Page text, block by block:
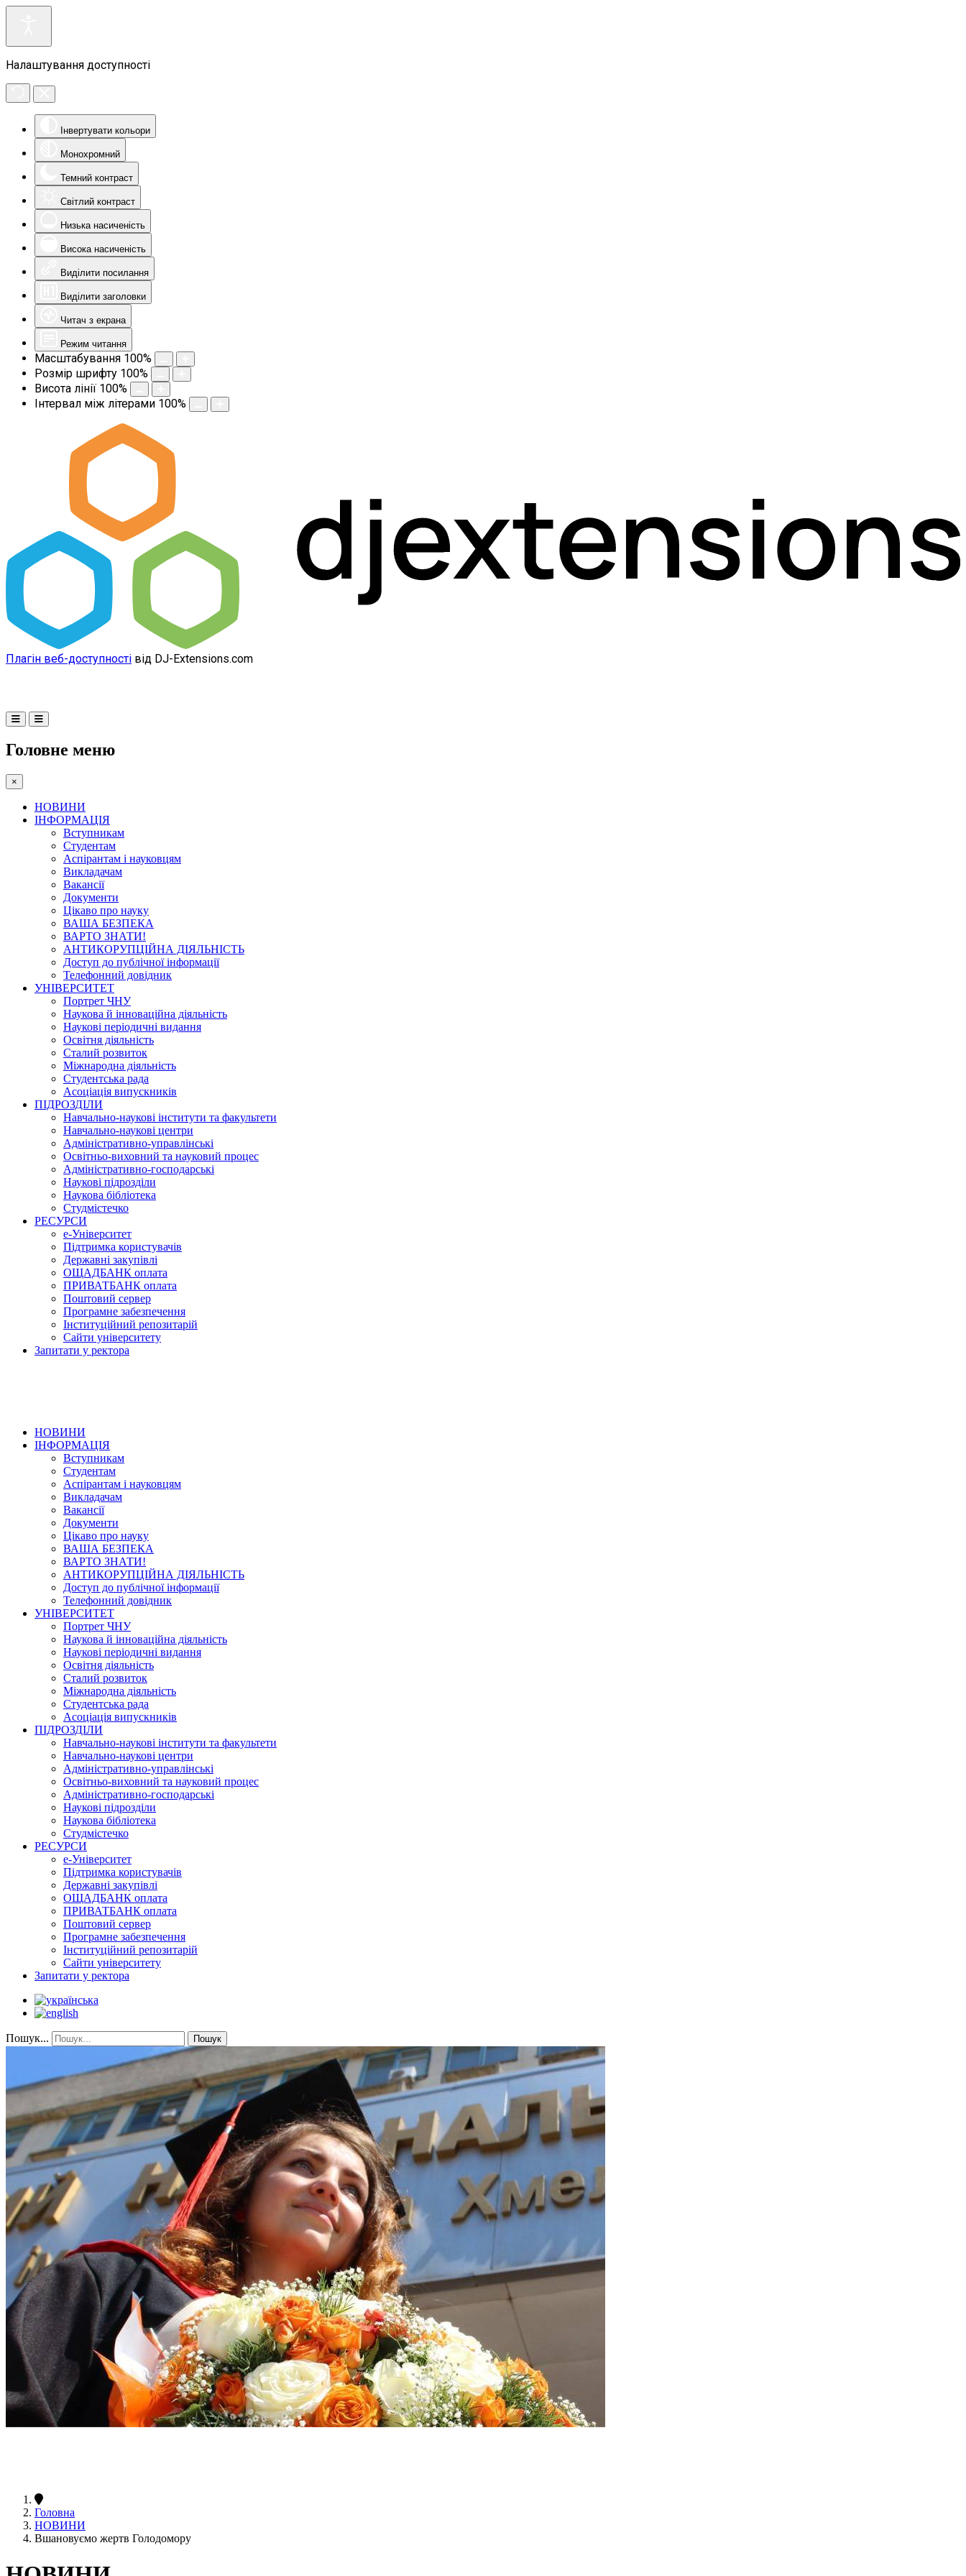
Налаштування доступності
Інвертувати кольори
Монохромний
Темний контраст
Світлий контраст
Низька насиченість
Висока насиченість
Виділити посилання
Виділити заголовки
Читач з екрана
Режим читання
Масштабування 100%
Розмір шрифту 100%
Висота лінії 100%
Інтервал між літерами 100%
Плагін веб-доступності від DJ-Extensions.com
Головне меню
×
НОВИНИ
ІНФОРМАЦІЯ
Вступникам
Студентам
Аспірантам і науковцям
Викладачам
Вакансії
Документи
Цікаво про науку
ВАША БЕЗПЕКА
ВАРТО ЗНАТИ!
АНТИКОРУПЦІЙНА ДІЯЛЬНІСТЬ
Доступ до публічної інформації
Телефонний довідник
УНІВЕРСИТЕТ
Портрет ЧНУ
Наукова й інноваційна діяльність
Наукові періодичні видання
Освітня діяльність
Сталий розвиток
Міжнародна діяльність
Студентська рада
Асоціація випускників
ПІДРОЗДІЛИ
Навчально-наукові інститути та факультети
Навчально-наукові центри
Адміністративно-управлінські
Освітньо-виховний та науковий процес
Адміністративно-господарські
Наукові підрозділи
Наукова бібліотека
Студмістечко
РЕСУРСИ
е-Університет
Підтримка користувачів
Державні закупівлі
ОЩАДБАНК оплата
ПРИВАТБАНК оплата
Поштовий сервер
Програмне забезпечення
Інституційний репозитарій
Сайти університету
Запитати у ректора
НОВИНИ
ІНФОРМАЦІЯ
Вступникам
Студентам
Аспірантам і науковцям
Викладачам
Вакансії
Документи
Цікаво про науку
ВАША БЕЗПЕКА
ВАРТО ЗНАТИ!
АНТИКОРУПЦІЙНА ДІЯЛЬНІСТЬ
Доступ до публічної інформації
Телефонний довідник
УНІВЕРСИТЕТ
Портрет ЧНУ
Наукова й інноваційна діяльність
Наукові періодичні видання
Освітня діяльність
Сталий розвиток
Міжнародна діяльність
Студентська рада
Асоціація випускників
ПІДРОЗДІЛИ
Навчально-наукові інститути та факультети
Навчально-наукові центри
Адміністративно-управлінські
Освітньо-виховний та науковий процес
Адміністративно-господарські
Наукові підрозділи
Наукова бібліотека
Студмістечко
РЕСУРСИ
е-Університет
Підтримка користувачів
Державні закупівлі
ОЩАДБАНК оплата
ПРИВАТБАНК оплата
Поштовий сервер
Програмне забезпечення
Інституційний репозитарій
Сайти університету
Запитати у ректора
Пошук... Пошук
Головна
НОВИНИ
Вшановуємо жертв Голодомору